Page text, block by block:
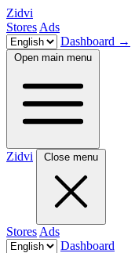
Zidvi
Stores Ads
Dashboard →
Open main menu
Zidvi Close menu
Stores Ads
Dashboard